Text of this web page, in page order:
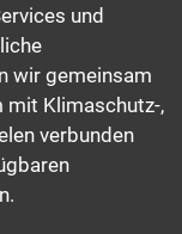
und
wir gemeinsam
Klimaschutz-,
verbunden